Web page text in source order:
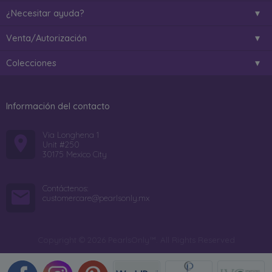
¿Necesitar ayuda?
Venta/Autorización
Colecciones
Información del contacto
Via Longhena 1
Unit #250
30175 Mexico City
Contáctenos:
customercare@pearlsonly.mx